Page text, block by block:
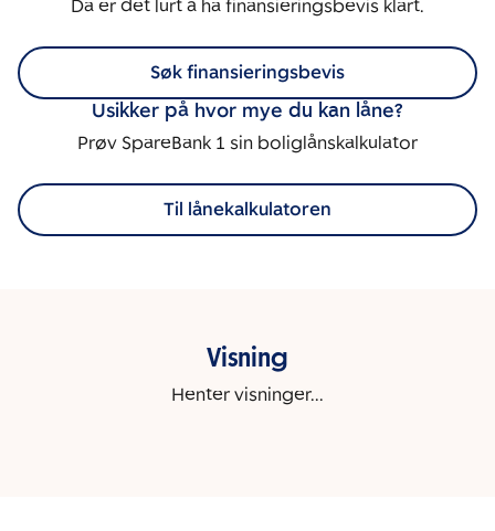
Da er det lurt å ha finansieringsbevis klart.
Søk finansieringsbevis
Usikker på hvor mye du kan låne?
Prøv SpareBank 1 sin boliglånskalkulator
Til lånekalkulatoren
Visning
Henter visninger...